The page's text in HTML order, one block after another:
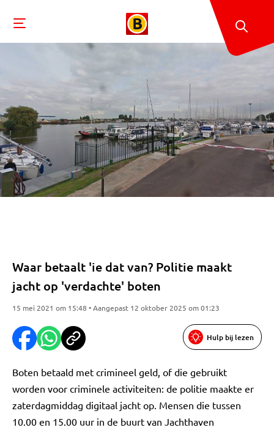
Waar betaalt 'ie dat van? Politie maakt
jacht op 'verdachte' boten
15 mei 2021 om 15:48 • Aangepast 12 oktober 2025 om 01:23
Hulp bij lezen
Boten betaald met crimineel geld, of die gebruikt
worden voor criminele activiteiten: de politie maakte er
zaterdagmiddag digitaal jacht op. Mensen die tussen
10.00 en 15.00 uur in de buurt van Jachthaven